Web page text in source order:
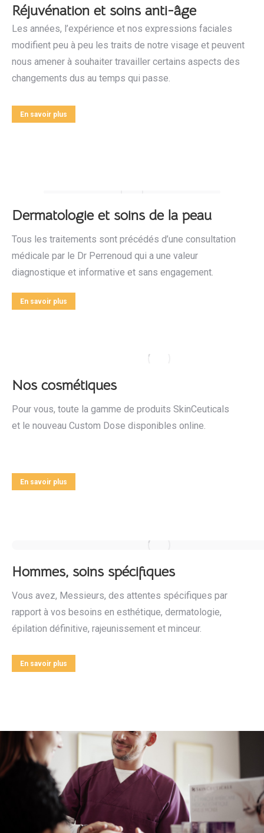
Réjuvénation et soins anti-âge
Les années, l’expérience et nos expressions faciales
modifient peu à peu les traits de notre visage et peuvent
nous amener à souhaiter travailler certains aspects des
changements dus au temps qui passe.
En savoir plus
Dermatologie et soins de la peau
Tous les traitements sont précédés d’une consultation
médicale par le Dr Perrenoud qui a une valeur
diagnostique et informative et sans engagement.
En savoir plus
Nos cosmétiques
Pour vous, toute la gamme de produits SkinCeuticals
et le nouveau Custom Dose disponibles online.
En savoir plus
Hommes, soins spécifiques
Vous avez, Messieurs, des attentes spécifiques par
rapport à vos besoins en esthétique, dermatologie,
épilation définitive, rajeunissement et minceur.
En savoir plus